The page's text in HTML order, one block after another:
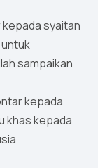
syaitan
sampaikan
kepada
khas kepada